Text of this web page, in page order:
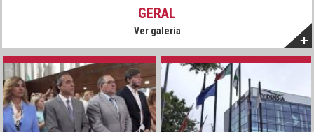
GERAL
Ver galeria +